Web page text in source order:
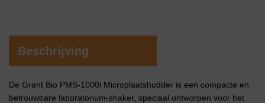
Beschrijving
De Grant Bio PMS-1000i Microplaatshudder is een compacte en
betrouwbare laboratorium-shaker, speciaal ontworpen voor het